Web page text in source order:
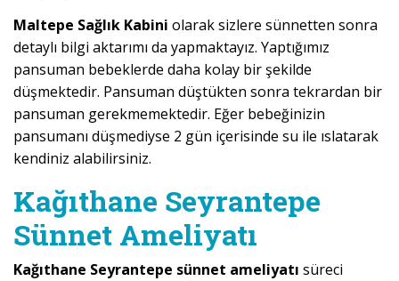
Maltepe Sağlık Kabini olarak sizlere sünnetten sonra
detaylı bilgi aktarımı da yapmaktayız. Yaptığımız
pansuman bebeklerde daha kolay bir şekilde
düşmektedir. Pansuman düştükten sonra tekrardan bir
pansuman gerekmemektedir. Eğer bebeğinizin
pansumanı düşmediyse 2 gün içerisinde su ile ıslatarak
kendiniz alabilirsiniz.
Kağıthane Seyrantepe
Sünnet Ameliyatı
Kağıthane Seyrantepe sünnet ameliyatı süreci